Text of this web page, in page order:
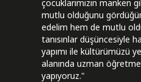
çocuklarımızın manken
mutlu olduğunu
edelim hem de mutlu
tanısınlar düşüncesiyle
yapımı ile kültürümüzü
alanında uzman
yapıyoruz."